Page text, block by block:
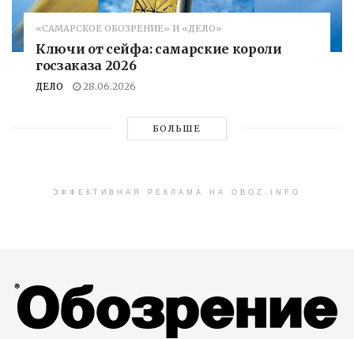
«САМАРСКОЕ ОБОЗРЕНИЕ» И «ДЕЛО»
Ключи от сейфа: самарские короли
госзаказа 2026
ДЕЛО 28.06.2026
БОЛЬШЕ
ЭФФЕКТИВНАЯ РЕКЛАМА НА OBOZ.INFO